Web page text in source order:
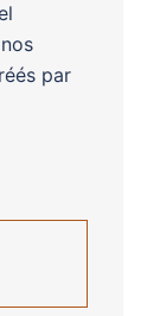
par